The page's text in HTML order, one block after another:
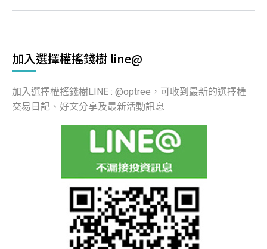
加入選擇權搖錢樹 line@
加入選擇權搖錢樹LINE : @optree，可收到最新的選擇權
交易日記、好文分享及最新活動訊息